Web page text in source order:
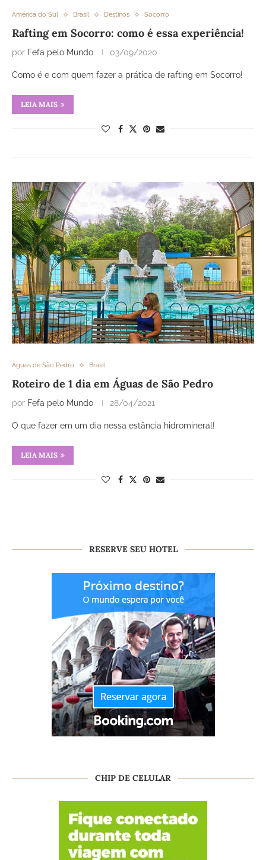
América do Sul Brasil Destinos Socorro
Rafting em Socorro: como é essa experiência!
por Fefa pelo Mundo 03/09/2020
Como é e com quem fazer a prática de rafting em Socorro!
LEIA MAIS
Águas de São Pedro Brasil
Roteiro de 1 dia em Águas de São Pedro
por Fefa pelo Mundo 28/04/2021
O que fazer em um dia nessa estância hidromineral!
LEIA MAIS
RESERVE SEU HOTEL
CHIP DE CELULAR